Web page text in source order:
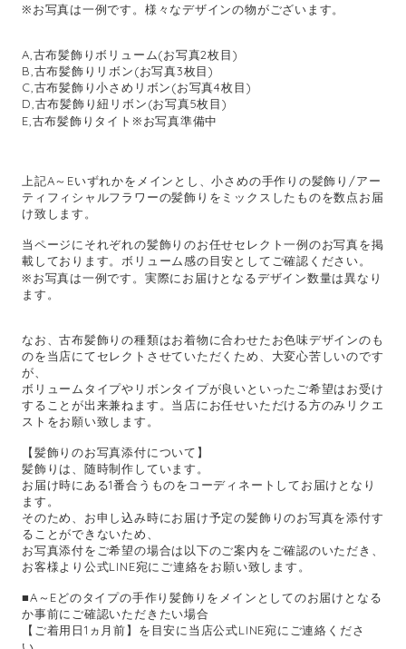
※お写真は一例です。様々なデザインの物がございます。
A,古布髪飾りボリューム(お写真2枚目)
B,古布髪飾りリボン(お写真3枚目)
C,古布髪飾り小さめリボン(お写真4枚目)
D,古布髪飾り紐リボン(お写真5枚目)
E,古布髪飾りタイト※お写真準備中
上記A～Eいずれかをメインとし、小さめの手作りの髪飾り/アー
ティフィシャルフラワーの髪飾りをミックスしたものを数点お届
け致します。
当ページにそれぞれの髪飾りのお任せセレクト一例のお写真を掲
載しております。ボリューム感の目安としてご確認ください。
※お写真は一例です。実際にお届けとなるデザイン数量は異なり
ます。
なお、古布髪飾りの種類はお着物に合わせたお色味デザインのも
のを当店にてセレクトさせていただくため、大変心苦しいのです
が、
ボリュームタイプやリボンタイプが良いといったご希望はお受け
することが出来兼ねます。当店にお任せいただける方のみリクエ
ストをお願い致します。
【髪飾りのお写真添付について】
髪飾りは、随時制作しています。
お届け時にある1番合うものをコーディネートしてお届けとなり
ます。
そのため、お申し込み時にお届け予定の髪飾りのお写真を添付す
ることができないため、
お写真添付をご希望の場合は以下のご案内をご確認のいただき、
お客様より公式LINE宛にご連絡をお願い致します。
■A～Eどのタイプの手作り髪飾りをメインとしてのお届けとなる
か事前にご確認いただきたい場合
【ご着用日1ヵ月前】を目安に当店公式LINE宛にご連絡くださ